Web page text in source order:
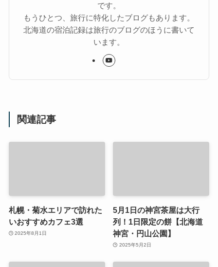
です。
もうひとつ、旅行に特化したブログもあります。
北海道の宿泊記録は旅行のブログのほうに書いて
います。
関連記事
札幌・菊水エリアで訪れた
いおすすめカフェ3選
2025年8月1日
5月1日の神宮茶屋は大行
列！1日限定の餅【北海道
神宮・円山公園】
2025年5月2日